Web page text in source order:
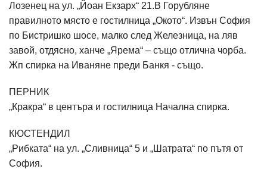
Лозенец на ул. „Йоан Екзарх“ 21.В Горубляне
правилното място е гостилница „Окото“. Извън София
по Бистришко шосе, малко след Железница, на ляв
завой, отдясно, ханче „Ярема“ – също отлична чорба.
Жп спирка на Иваняне преди Банкя - също.
ПЕРНИК
„Кракра“ в центъра и гостилница Начална спирка.
КЮСТЕНДИЛ
„Рибката“ на ул. „Сливница“ 5 и „Шатрата“ по пътя от
София.